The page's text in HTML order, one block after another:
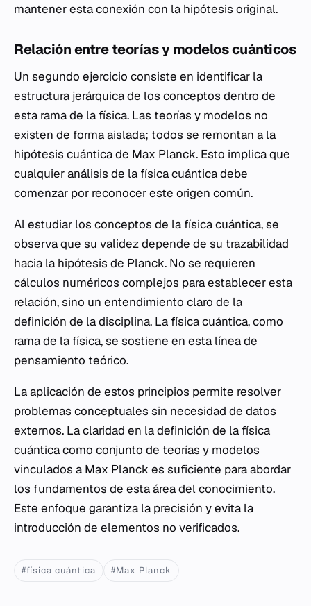
mantener esta conexión con la hipótesis original.
Relación entre teorías y modelos cuánticos
Un segundo ejercicio consiste en identificar la
estructura jerárquica de los conceptos dentro de
esta rama de la física. Las teorías y modelos no
existen de forma aislada; todos se remontan a la
hipótesis cuántica de Max Planck. Esto implica que
cualquier análisis de la física cuántica debe
comenzar por reconocer este origen común.
Al estudiar los conceptos de la física cuántica, se
observa que su validez depende de su trazabilidad
hacia la hipótesis de Planck. No se requieren
cálculos numéricos complejos para establecer esta
relación, sino un entendimiento claro de la
definición de la disciplina. La física cuántica, como
rama de la física, se sostiene en esta línea de
pensamiento teórico.
La aplicación de estos principios permite resolver
problemas conceptuales sin necesidad de datos
externos. La claridad en la definición de la física
cuántica como conjunto de teorías y modelos
vinculados a Max Planck es suficiente para abordar
los fundamentos de esta área del conocimiento.
Este enfoque garantiza la precisión y evita la
introducción de elementos no verificados.
#física cuántica #Max Planck